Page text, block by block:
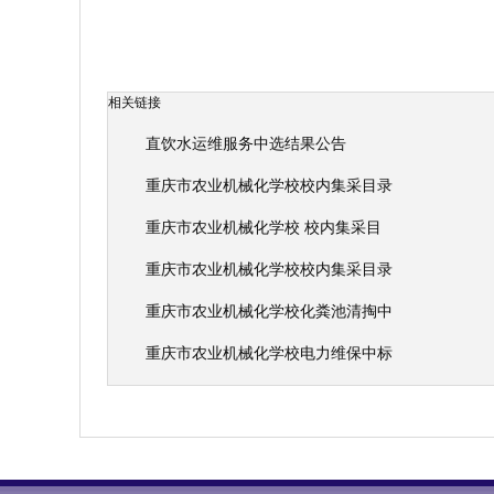
相关链接
直饮水运维服务中选结果公告
重庆市农业机械化学校校内集采目录
重庆市农业机械化学校 校内集采目
重庆市农业机械化学校校内集采目录
重庆市农业机械化学校化粪池清掏中
重庆市农业机械化学校电力维保中标